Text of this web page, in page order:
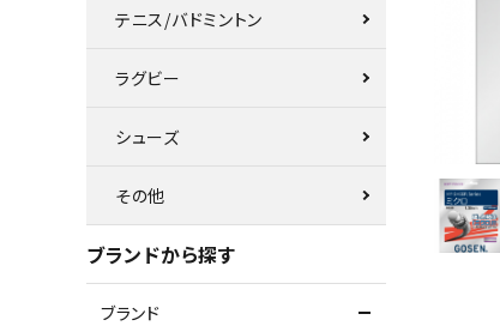
テニス/バドミントン
ラグビー
シューズ
その他
ブランドから探す
ブランド